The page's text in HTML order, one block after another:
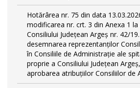
Hotărârea nr. 75 din data
modificarea nr. crt. 3 din Anexa 1
Consiliului Județean Argeș nr. 42/
desemnarea reprezentanților
în Consiliile de Administrație ale
proprie a Consiliului Județean
aprobarea atribuțiilor Consiliilor de